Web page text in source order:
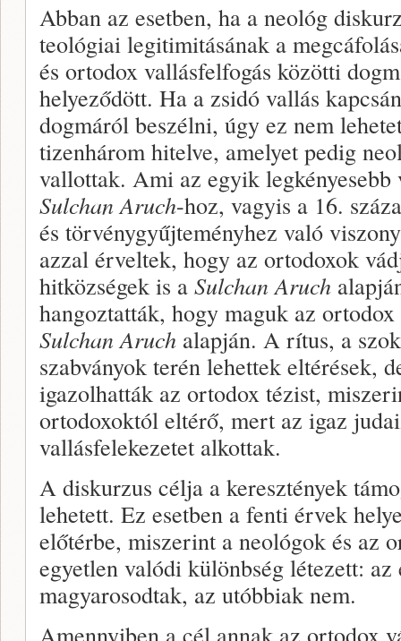
Abban az esetben, ha a neológ
teológiai legitimitásának a
és ortodox vallásfelfogás közötti
helyeződött. Ha a zsidó vallás
dogmáról beszélni, úgy ez nem
tizenhárom hitelve, amelyet pedig
vallottak. Ami az egyik legkényesebb
Sulchan Aruch-hoz, vagyis a 16.
és törvénygyűjteményhez való
azzal érveltek, hogy az ortodoxok
hitközségek is a Sulchan Aruch
hangoztatták, hogy maguk az
Sulchan Aruch alapján. A rítus, a
szabványok terén lehettek eltérések,
igazolhatták az ortodox tézist,
ortodoxoktól eltérő, mert az igaz
vallásfelekezetet alkottak.
A diskurzus célja a keresztények
lehetett. Ez esetben a fenti érvek
előtérbe, miszerint a neológok és az
egyetlen valódi különbség létezett:
magyarosodtak, az utóbbiak nem.
Amennyiben a cél annak az ortodox